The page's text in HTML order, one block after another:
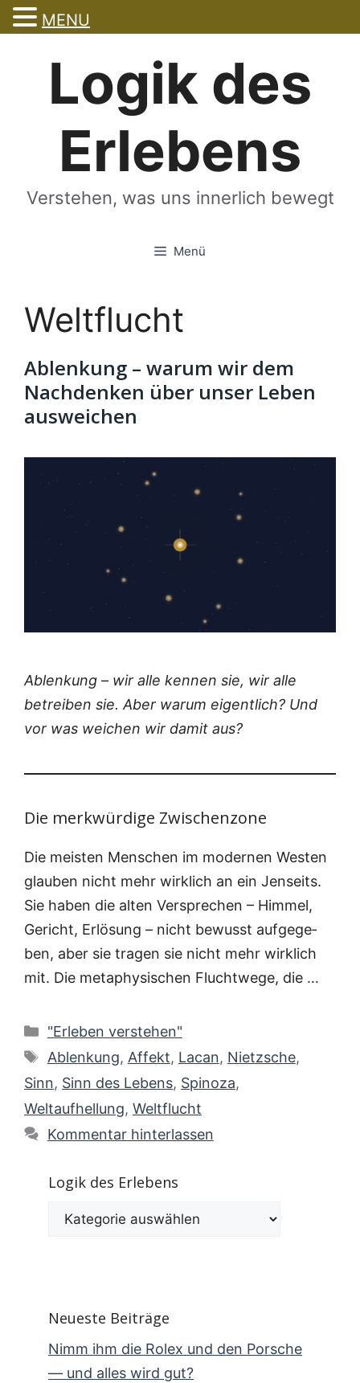
Logik des
Erlebens
Verstehen, was uns innerlich bewegt
Menü
Weltflucht
Ablenkung – warum wir dem
Nachdenken über unser Leben
ausweichen
Ablen­kung – wir alle ken­nen sie, wir alle
betrei­ben sie. Aber war­um eigent­lich? Und
vor was wei­chen wir damit aus?
Die merkwürdige Zwischenzone
Die meis­ten Men­schen im moder­nen Wes­ten
glau­ben nicht mehr wirk­lich an ein Jen­seits.
Sie haben die alten Ver­spre­chen – Him­mel,
Gericht, Erlö­sung – nicht bewusst auf­ge­ge­
ben, aber sie tra­gen sie nicht mehr wirk­lich
mit. Die meta­phy­si­schen Flucht­we­ge, die …
Kategorien
"Erleben verstehen"
Schlagwörter
Ablenkung, Affekt, Lacan, Nietzsche,
Sinn, Sinn des Lebens, Spinoza,
Weltaufhellung, Weltflucht
Kommentar hinterlassen
Logik des Erlebens
Logik
Neueste Beiträge
Nimm ihm die Rolex und den Porsche
— und alles wird gut?
MENU